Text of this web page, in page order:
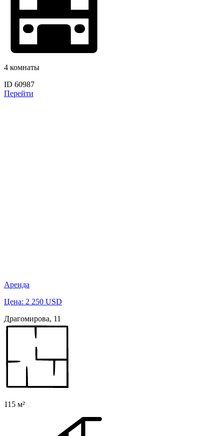
4 комнаты
ID 60987
Перейти
Аренда
Цена: 2 250 USD
Драгомирова, 11
115 м²